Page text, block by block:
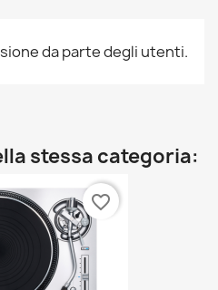
da parte degli utenti.
stessa categoria:
favorite_border